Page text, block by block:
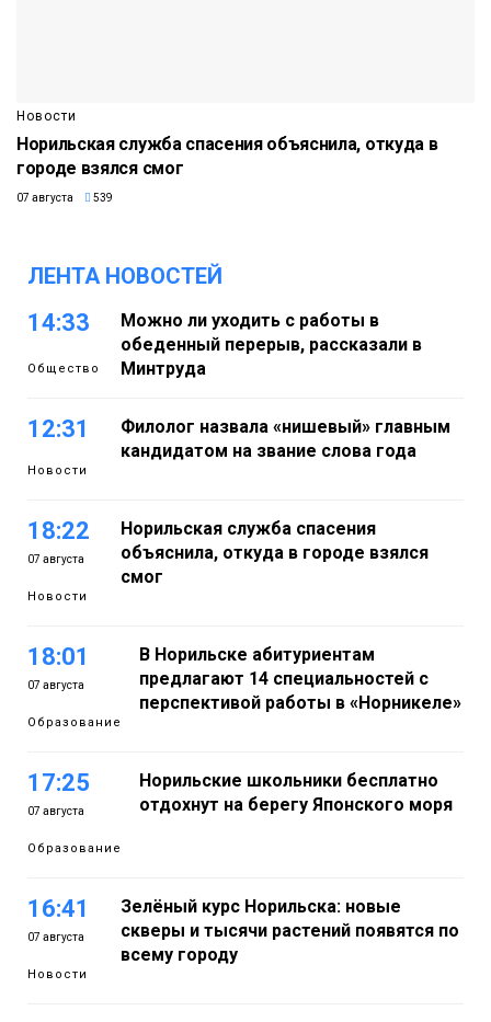
Новости
Норильская служба спасения объяснила, откуда в
городе взялся смог
07 августа 539
ЛЕНТА НОВОСТЕЙ
14:33
Общество
Можно ли уходить с работы в
обеденный перерыв, рассказали в
Минтруда
12:31
Новости
Филолог назвала «нишевый» главным
кандидатом на звание слова года
18:22
07 августа
Новости
Норильская служба спасения
объяснила, откуда в городе взялся
смог
18:01
07 августа
Образование
В Норильске абитуриентам
предлагают 14 специальностей с
перспективой работы в «Норникеле»
17:25
07 августа
Образование
Норильские школьники бесплатно
отдохнут на берегу Японского моря
16:41
07 августа
Новости
Зелёный курс Норильска: новые
скверы и тысячи растений появятся по
всему городу